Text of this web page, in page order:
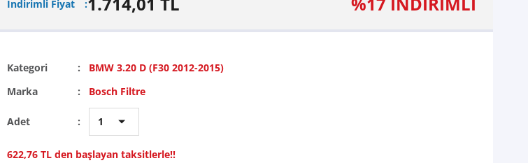
İndirimli Fiyat
Kategori
BMW 3.20 D (F30 2012-2015)
Marka
Bosch Filtre
Adet
622,76 TL den başlayan taksitlerle!!